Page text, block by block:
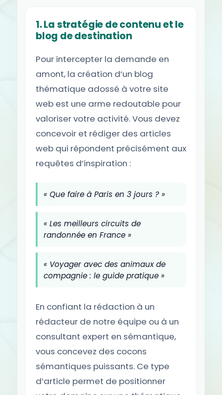
1. La stratégie de contenu et le
blog de destination
Pour intercepter la demande en
amont, la création d’un blog
thématique adossé à votre site
web est une arme redoutable pour
valoriser votre activité. Vous devez
concevoir et rédiger des articles
web qui répondent précisément aux
requêtes d’inspiration :
« Que faire à Paris en 3 jours ? »
« Les meilleurs circuits de
randonnée en France »
« Voyager avec des animaux de
compagnie : le guide pratique »
En confiant la rédaction à un
rédacteur de notre équipe ou à un
consultant expert en sémantique,
vous concevez des cocons
sémantiques puissants. Ce type
d’article permet de positionner